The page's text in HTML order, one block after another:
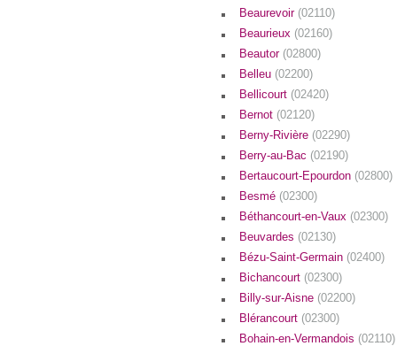
Beaurevoir (02110)
Beaurieux (02160)
Beautor (02800)
Belleu (02200)
Bellicourt (02420)
Bernot (02120)
Berny-Rivière (02290)
Berry-au-Bac (02190)
Bertaucourt-Epourdon (02800)
Besmé (02300)
Béthancourt-en-Vaux (02300)
Beuvardes (02130)
Bézu-Saint-Germain (02400)
Bichancourt (02300)
Billy-sur-Aisne (02200)
Blérancourt (02300)
Bohain-en-Vermandois (02110)